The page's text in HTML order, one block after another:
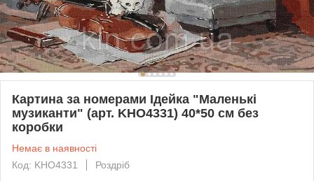
Картина за номерами Ідейка "Маленькі
музиканти" (арт. KHО4331) 40*50 см без
коробки
Немає в наявності
Код: KHO4331
Роздріб